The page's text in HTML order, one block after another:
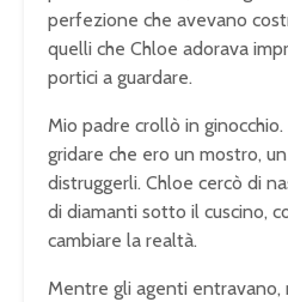
perfezione che avevano
quelli che Chloe adorava
portici a guardare.
Mio padre crollò in
gridare che ero un mostro,
distruggerli. Chloe cercò di
di diamanti sotto il cuscino,
cambiare la realtà.
Mentre gli agenti entravano,